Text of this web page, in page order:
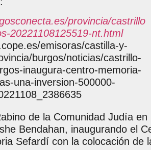
provincia/castrillo
20221108125519-nt.html
emisoras/castilla-y-
burgos/noticias/castrillo-
inaugura-centro-memoria-
una-inversion-500000-